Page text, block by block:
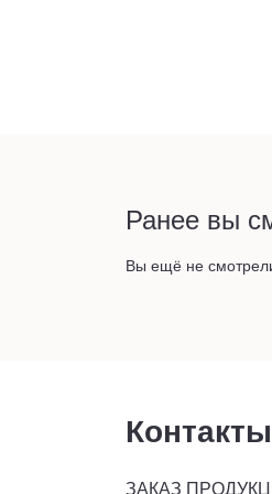
Ранее вы
Вы ещё не
Контакты
ЗАКАЗ